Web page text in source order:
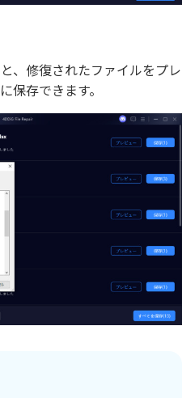
、修復されたファイルをプレ
保存できます。